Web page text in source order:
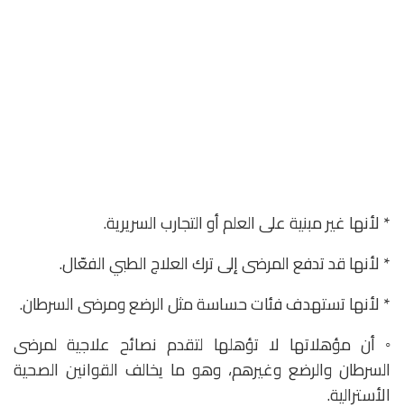
* لأنها غير مبنية على العلم أو التجارب السريرية.
* لأنها قد تدفع المرضى إلى ترك العلاج الطبي الفعّال.
* لأنها تستهدف فئات حساسة مثل الرضع ومرضى السرطان.
◦ أن مؤهلاتها لا تؤهلها لتقدم نصائح علاجية لمرضى
السرطان والرضع وغيرهم، وهو ما يخالف القوانين الصحية
الأسترالية.